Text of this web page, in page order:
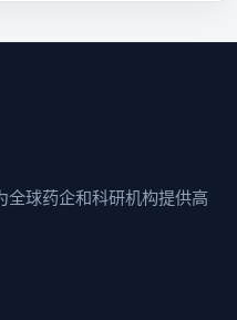
全球药企和科研机构提供高